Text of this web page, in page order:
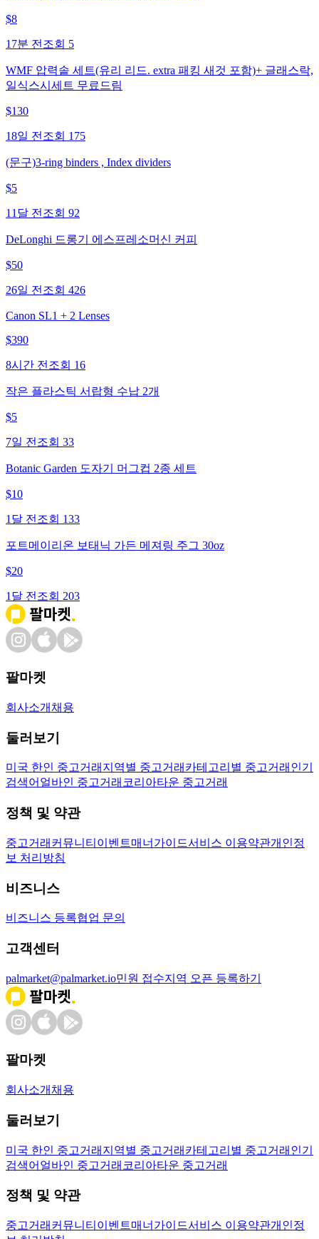
$8
17분 전 조회 5
WMF 압력솥 세트(유리 리드. extra 패킹 새것 포함)+ 글래스락,
일식스시세트 무료드림
$130
18일 전 조회 175
(문구)3-ring binders , Index dividers
$5
11달 전 조회 92
DeLonghi 드롱기 에스프레소머신 커피
$50
26일 전 조회 426
Canon SL1 + 2 Lenses
$390
8시간 전 조회 16
작은 플라스틱 서랍형 수납 2개
$5
7일 전 조회 33
Botanic Garden 도자기 머그컵 2종 세트
$10
1달 전 조회 133
포트메이리온 보태닉 가든 메져링 주그 30oz
$20
1달 전 조회 203
팔마켓
회사소개 채용
둘러보기
미국 한인 중고거래 지역별 중고거래 카테고리별 중고거래 인기
검색어 얼바인 중고거래 코리아타운 중고거래
정책 및 약관
중고거래 커뮤니티 이벤트매너가이드서비스 이용약관개인정
보 처리방침
비즈니스
비즈니스 등록협업 문의
고객센터
palmarket@palmarket.io민원 접수지역 오픈 등록하기
팔마켓
회사소개 채용
둘러보기
미국 한인 중고거래 지역별 중고거래 카테고리별 중고거래 인기
검색어 얼바인 중고거래 코리아타운 중고거래
정책 및 약관
중고거래 커뮤니티 이벤트매너가이드서비스 이용약관개인정